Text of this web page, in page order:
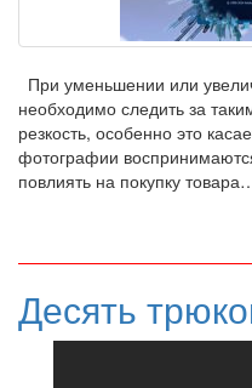
При уменьшении или
необходимо следить за
резкость, особенно это
фотографии
повлиять на покупку
Десять